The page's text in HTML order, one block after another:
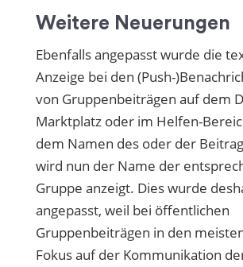
Weitere Neuerungen
Ebenfalls angepasst wurde die
Anzeige bei den (Push-
von Gruppenbeiträgen auf dem
Marktplatz oder im Helfen-
dem Namen des oder der
wird nun der Name der
Gruppe anzeigt. Dies wurde
angepasst, weil bei öffentlichen
Gruppenbeiträgen in den
Fokus auf der Kommunikation